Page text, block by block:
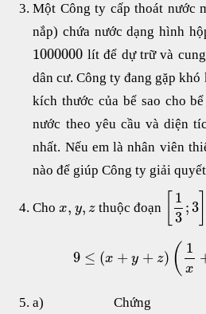
Một Công ty cấp thoát nước
nắp) chứa nước dạng hình
1000000 lít để dự trữ và
dân cư. Công ty đang gặp
kích thước của bể sao cho
nước theo yêu cầu và diện
nhất. Nếu em là nhân viên
nào để giúp Công ty giải
Chox, y, zthuộc đoạn
1
3
;3]
9 ≤ (x + y + z) ( 1
x
a) Chứng